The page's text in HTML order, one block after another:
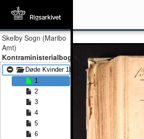
Skelby Sogn (Maribo
Amt)
Kontraministerialbog
Døde Kvinder 1840 - Døde Kvinder 1861
1
2
3
4
5
6